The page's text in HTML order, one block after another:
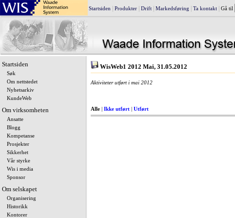
Startsiden Produkter Drift Markedsføring Ta kontakt Gå til
Startsiden
Søk
Om nettstedet
Nyhetsarkiv
KundeWeb
Om virksomheten
Ansatte
Blogg
Kompetanse
Prosjekter
Sikkerhet
Vår styrke
Wis i media
Sponsor
Om selskapet
Organisering
Historikk
Kontorer
WisWeb1 2012 Mai, 31.05.2012
Aktiviteter utført i mai 2012
Alle Ikke utført Utført